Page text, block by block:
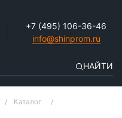
+7 (495) 106-36-46
info@shinprom.ru
НАЙТИ
Каталог